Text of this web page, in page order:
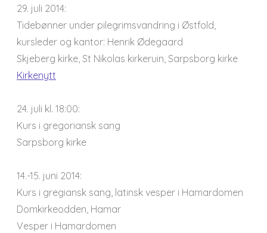
29. juli 2014:
Tidebønner under pilegrimsvandring i Østfold,
kursleder og kantor: Henrik Ødegaard
Skjeberg kirke, St Nikolas kirkeruin, Sarpsborg kirke
Kirkenytt
24. juli kl. 18:00:
Kurs i gregoriansk sang
Sarpsborg kirke
14.-15. juni 2014:
Kurs i gregiansk sang, latinsk vesper i Hamardomen
Domkirkeodden, Hamar
Vesper i Hamardomen